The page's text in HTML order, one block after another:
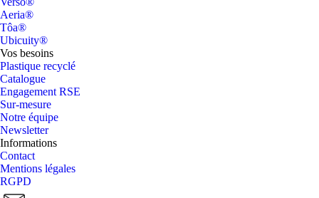
Aeria®
Tôa®
Ubicuity®
Vos besoins
Plastique recyclé
Catalogue
Engagement RSE
Sur-mesure
Notre équipe
Newsletter
Informations
Contact
Mentions légales
RGPD